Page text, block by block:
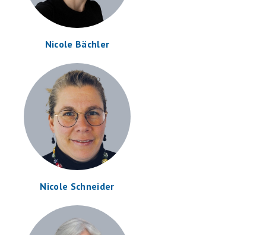
Nicole Bächler
Nicole Schneider